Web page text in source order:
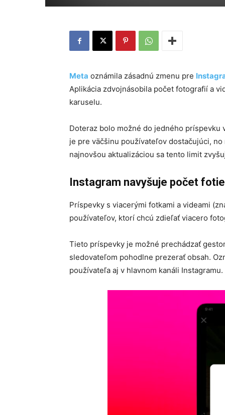
Meta oznámila zásadnú zmenu pre
Aplikácia zdvojnásobila počet fotografií a
karuselu.
Doteraz bolo možné do jedného príspevku
je pre väčšinu používateľov dostačujúci,
najnovšou aktualizáciou sa tento limit
Instagram navyšuje počet
Príspevky s viacerými fotkami a videami
používateľov, ktorí chcú zdieľať viacero
Tieto príspevky je možné prechádzať
sledovateľom pohodlne prezerať obsah.
používateľa aj v hlavnom kanáli Instagramu.